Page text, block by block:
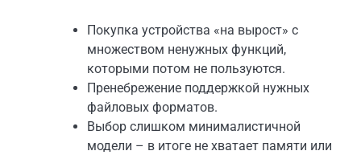
Покупка устройства «на вырост» с
множеством ненужных функций,
которыми потом не пользуются.
Пренебрежение поддержкой нужных
файловых форматов.
Выбор слишком минималистичной
модели – в итоге не хватает памяти или